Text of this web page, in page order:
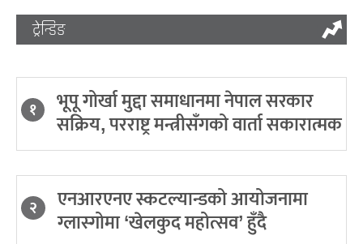
ट्रेन्डिङ
१ भूपू गोर्खा मुद्दा समाधानमा नेपाल सरकार
सक्रिय, परराष्ट्र मन्त्रीसँगको वार्ता सकारात्मक
२ एनआरएनए स्कटल्यान्डको आयोजनामा
ग्लास्गोमा ‘खेलकुद महोत्सव’ हुँदै